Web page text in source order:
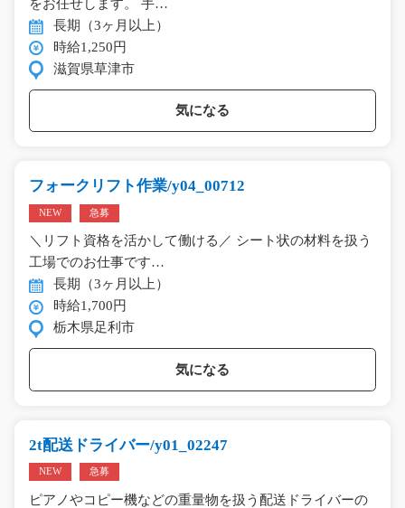
をお任せします。 手…
長期（3ヶ月以上）
時給1,250円
滋賀県草津市
気になる
フォークリフト作業/y04_00712
NEW 急募
＼リフト資格を活かして働ける／ シート状の材料を扱う
工場でのお仕事です…
長期（3ヶ月以上）
時給1,700円
栃木県足利市
気になる
2t配送ドライバー/y01_02247
NEW 急募
ピアノやコピー機などの重量物を扱う配送ドライバーの